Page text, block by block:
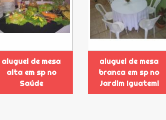
aluguel de mesa
alta em sp no
Saúde
aluguel de mesa
branca em sp no
Jardim Iguatemi